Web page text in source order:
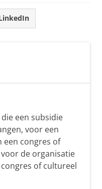
een subsidie
voor een
een congres of
de organisatie
of cultureel